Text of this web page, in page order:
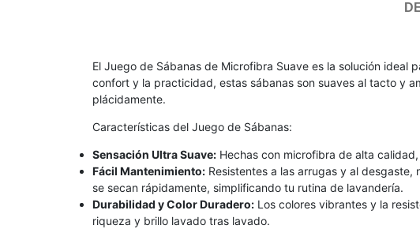
El Juego de Sábanas de Microfibra Suave es la solución ideal
confort y la practicidad, estas sábanas son suaves al tacto y
plácidamente.
Características del Juego de Sábanas:
Sensación Ultra Suave: Hechas con microfibra de alta
Fácil Mantenimiento: Resistentes a las arrugas y al
se secan rápidamente, simplificando tu rutina de lavandería.
Durabilidad y Color Duradero: Los colores vibrantes y la
riqueza y brillo lavado tras lavado.